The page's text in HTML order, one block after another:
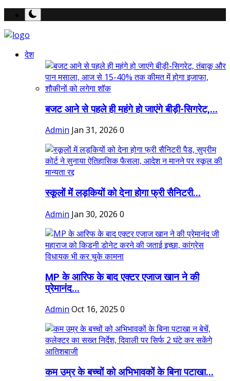
देश
बजट आने से पहले ही महंगे हो जाएंगे बीड़ी-सिगरेट,...
Admin Jan 31, 2026 0
स्कूलों में लड़कियों को देना होगा फ्री सैनिटरी...
Admin Jan 30, 2026 0
MP के आरिफ के बाद एक्टर एजाज खान ने की
प्रेमानंद...
Admin Oct 16, 2025 0
कम उम्र के बच्चों को अभिभावकों के बिना पटाखा...